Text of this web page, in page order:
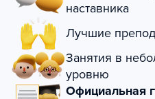
наставника
Лучшие
Занятия в
уровню
Официальная